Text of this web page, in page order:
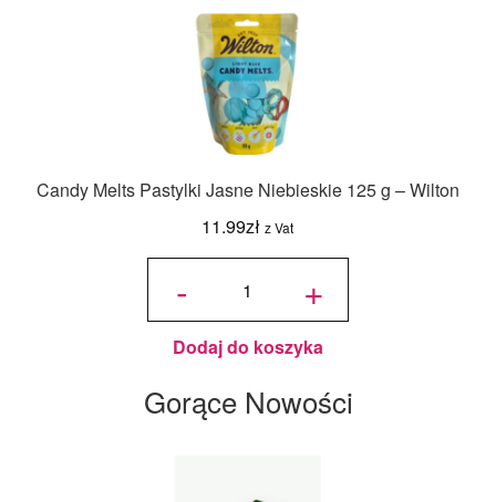
Candy Melts Pastylki Jasne Niebieskie 125 g – Wilton
11.99zł z Vat
-
ilość
Pastylki
Jasne
Niebieskie
125 g -
Wilton
+
Dodaj do koszyka
Gorące Nowości